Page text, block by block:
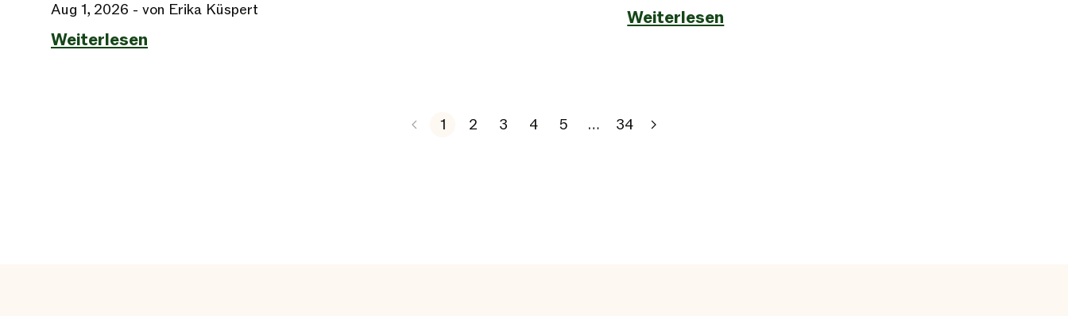
Aug 1, 2026 - von Erika Küspert
Weiterlesen
Weiterlesen
1 2 3 4 5 … 34